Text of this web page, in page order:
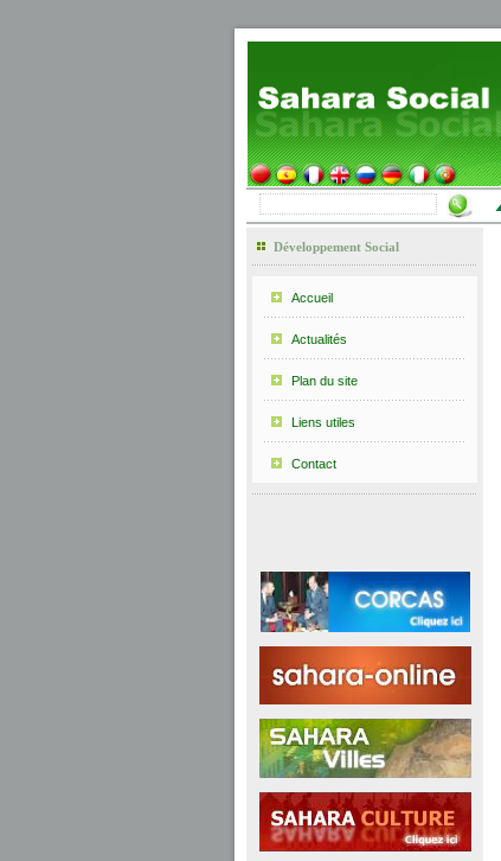
Développement Social
Accueil
Actualités
Plan du site
Liens utiles
Contact